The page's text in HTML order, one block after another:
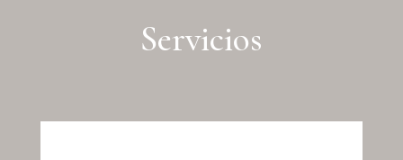
Servicios